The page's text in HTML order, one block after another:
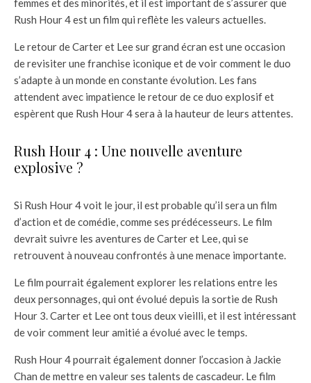
Rush Hour 4 est un film qui reflète les valeurs actuelles.
Le retour de Carter et Lee sur grand écran est une occasion
de revisiter une franchise iconique et de voir comment le duo
s’adapte à un monde en constante évolution. Les fans
attendent avec impatience le retour de ce duo explosif et
espèrent que Rush Hour 4 sera à la hauteur de leurs attentes.
Rush Hour 4 : Une nouvelle aventure
explosive ?
Si Rush Hour 4 voit le jour, il est probable qu’il sera un film
d’action et de comédie, comme ses prédécesseurs. Le film
devrait suivre les aventures de Carter et Lee, qui se
retrouvent à nouveau confrontés à une menace importante.
Le film pourrait également explorer les relations entre les
deux personnages, qui ont évolué depuis la sortie de Rush
Hour 3. Carter et Lee ont tous deux vieilli, et il est intéressant
de voir comment leur amitié a évolué avec le temps.
Rush Hour 4 pourrait également donner l’occasion à Jackie
Chan de mettre en valeur ses talents de cascadeur. Le film